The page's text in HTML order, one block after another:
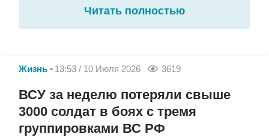
Читать полностью
Жизнь 13:53 / 10 Июля 2026 3619
ВСУ за неделю потеряли свыше
3000 солдат в боях с тремя
группировками ВС РФ